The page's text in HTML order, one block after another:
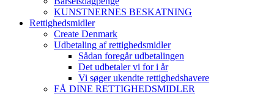
KUNSTNERNES BESKATNING
Rettighedsmidler
Create Denmark
Udbetaling af rettighedsmidler
Sådan foregår udbetalingen
Det udbetaler vi for i år
Vi søger ukendte rettighedshavere
FÅ DINE RETTIGHEDSMIDLER